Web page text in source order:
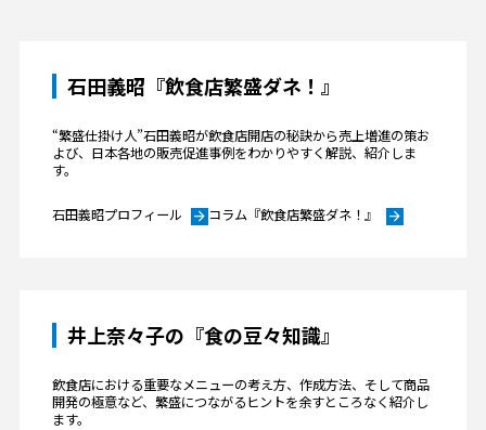
石田義昭『飲食店繁盛ダネ！』
“繁盛仕掛け人”石田義昭が飲食店開店の秘訣から売上増進の策お
よび、日本各地の販売促進事例をわかりやすく解説、紹介しま
す。
石田義昭プロフィール arrow_forwardコラム『飲食店繁盛ダネ！』 arrow_forward
井上奈々子の『食の豆々知識』
飲食店における重要なメニューの考え方、作成方法、そして商品
開発の極意など、繁盛につながるヒントを余すところなく紹介し
ます。